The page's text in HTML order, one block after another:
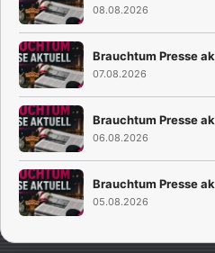
08.08.2026
Brauchtum Presse
07.08.2026
Brauchtum Presse
06.08.2026
Brauchtum Presse
05.08.2026